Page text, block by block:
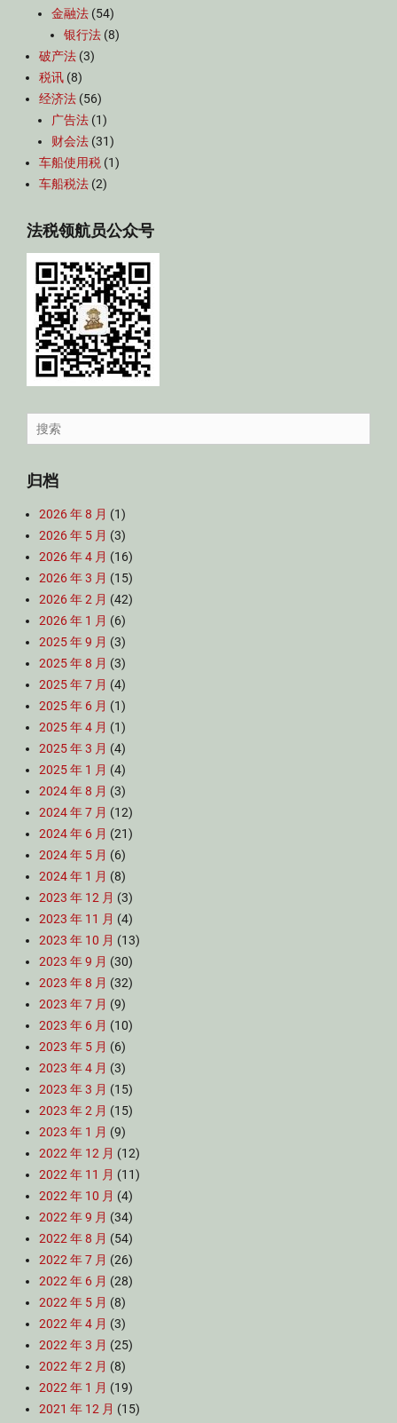
金融法 (54)
银行法 (8)
破产法 (3)
税讯 (8)
经济法 (56)
广告法 (1)
财会法 (31)
车船使用税 (1)
车船税法 (2)
法税领航员公众号
Search
for:
归档
2026 年 8 月 (1)
2026 年 5 月 (3)
2026 年 4 月 (16)
2026 年 3 月 (15)
2026 年 2 月 (42)
2026 年 1 月 (6)
2025 年 9 月 (3)
2025 年 8 月 (3)
2025 年 7 月 (4)
2025 年 6 月 (1)
2025 年 4 月 (1)
2025 年 3 月 (4)
2025 年 1 月 (4)
2024 年 8 月 (3)
2024 年 7 月 (12)
2024 年 6 月 (21)
2024 年 5 月 (6)
2024 年 1 月 (8)
2023 年 12 月 (3)
2023 年 11 月 (4)
2023 年 10 月 (13)
2023 年 9 月 (30)
2023 年 8 月 (32)
2023 年 7 月 (9)
2023 年 6 月 (10)
2023 年 5 月 (6)
2023 年 4 月 (3)
2023 年 3 月 (15)
2023 年 2 月 (15)
2023 年 1 月 (9)
2022 年 12 月 (12)
2022 年 11 月 (11)
2022 年 10 月 (4)
2022 年 9 月 (34)
2022 年 8 月 (54)
2022 年 7 月 (26)
2022 年 6 月 (28)
2022 年 5 月 (8)
2022 年 4 月 (3)
2022 年 3 月 (25)
2022 年 2 月 (8)
2022 年 1 月 (19)
2021 年 12 月 (15)